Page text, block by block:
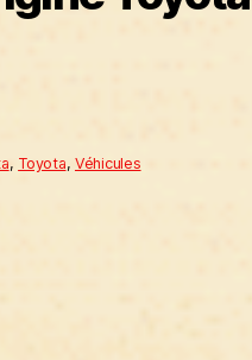
, Toyota, Véhicules